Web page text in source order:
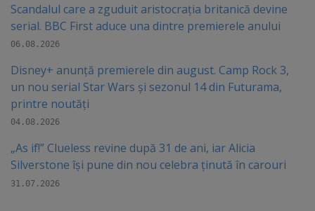
Scandalul care a zguduit aristocrația britanică devine
serial. BBC First aduce una dintre premierele anului
06.08.2026
Disney+ anunță premierele din august. Camp Rock 3,
un nou serial Star Wars și sezonul 14 din Futurama,
printre noutăți
04.08.2026
„As if!” Clueless revine după 31 de ani, iar Alicia
Silverstone își pune din nou celebra ținută în carouri
31.07.2026